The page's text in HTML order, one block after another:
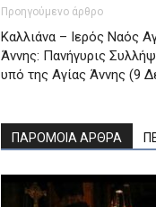
Προηγούμενο άρθρο
Καλλιάνα – Ιερός Ναός
Άννης: Πανήγυρις
υπό της Αγίας Άννης (9
ΠΑΡΟΜΟΙΑ ΑΡΘΡΑ